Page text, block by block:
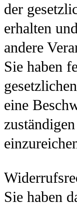
der
erhalten
andere
Sie haben
eine
Sie haben